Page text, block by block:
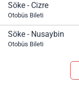
Söke - Cizre
Otobüs Bileti
Söke - Nusaybin
Otobüs Bileti